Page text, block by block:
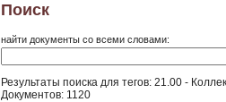
Поиск
найти документы со всеми словами:
Результаты поиска для тегов: 21.00 -
Документов: 1120